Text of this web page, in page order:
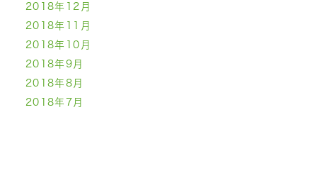
2018年12月
2018年11月
2018年10月
2018年9月
2018年8月
2018年7月